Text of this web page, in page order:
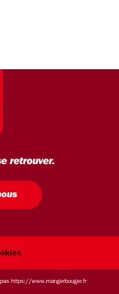
https://www.mangerbouger.fr